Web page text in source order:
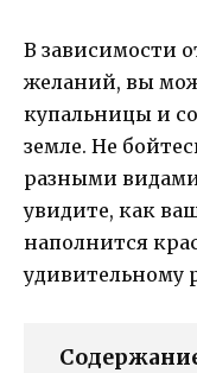
В зависимости
желаний, вы
купальницы и
земле. Не
разными
увидите, как
наполнится
удивительному